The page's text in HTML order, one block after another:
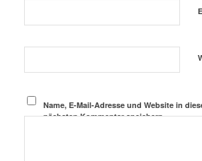
Name, E-Mail-Adresse und Website in
nächsten Kommentar speichern.